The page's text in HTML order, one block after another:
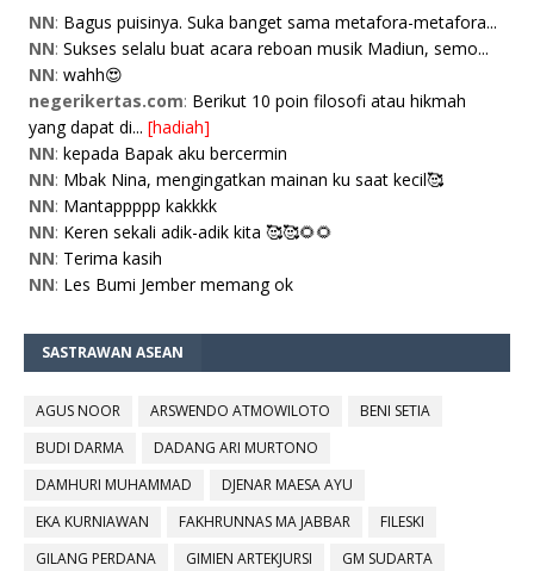
NN: Bagus puisinya. Suka banget sama metafora-metafora...
NN: Sukses selalu buat acara reboan musik Madiun, semo...
NN: wahh😍
negerikertas.com: Berikut 10 poin filosofi atau hikmah
yang dapat di... [hadiah]
NN: kepada Bapak aku bercermin
NN: Mbak Nina, mengingatkan mainan ku saat kecil🥰
NN: Mantappppp kakkkk
NN: Keren sekali adik-adik kita 🥰🥰🌻🌻
NN: Terima kasih
NN: Les Bumi Jember memang ok
SASTRAWAN ASEAN
AGUS NOOR ARSWENDO ATMOWILOTO
BENI SETIA
BUDI DARMA
DADANG ARI MURTONO
DAMHURI MUHAMMAD
DJENAR MAESA AYU
EKA KURNIAWAN
FAKHRUNNAS MA JABBAR
FILESKI
GILANG PERDANA
GIMIEN ARTEKJURSI
GM SUDARTA